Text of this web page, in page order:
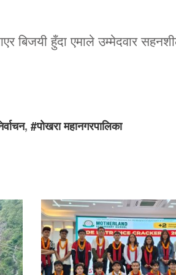
बिजयी हुँदा एमाले उम्मेदवार
, #पोखरा महानगरपालिका